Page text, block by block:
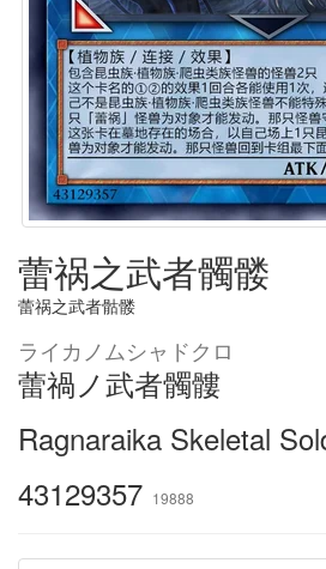
蕾祸之武者髑髅
蕾祸之武者骷髅
ライカノムシャドクロ
蕾禍ノ武者髑髏
Ragnaraika Skeletal
43129357 19888